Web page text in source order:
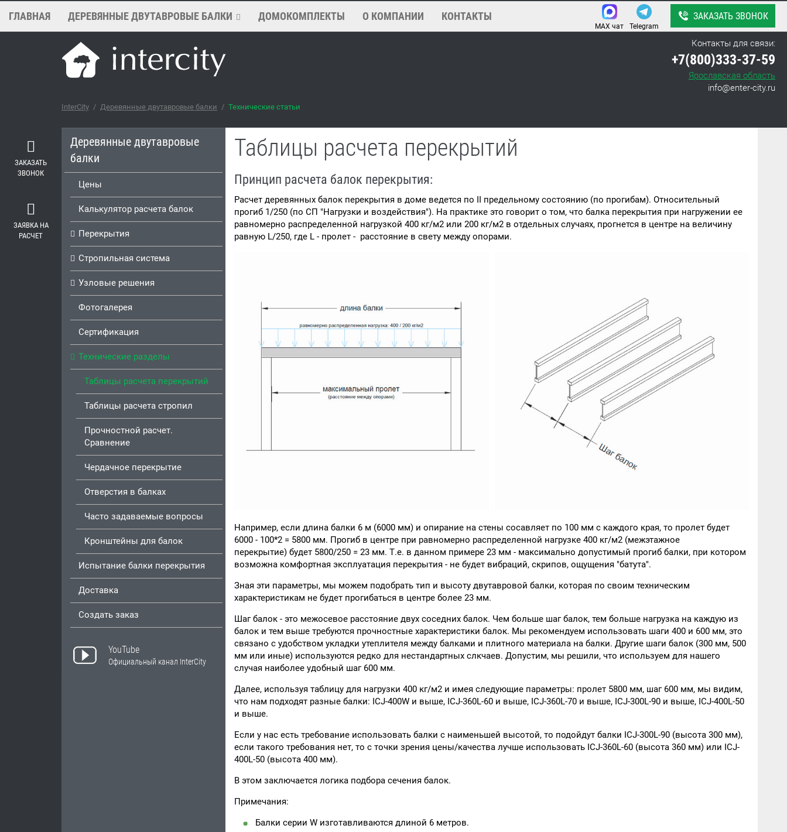
ЗАКАЗАТЬ ЗВОНОК
MAX чат Telegram
ГЛАВНАЯ ДЕРЕВЯННЫЕ ДВУТАВРОВЫЕ БАЛКИ ДОМОКОМПЛЕКТЫ О КОМПАНИИ КОНТАКТЫ
Контакты для связи:
+7(800)333-37-59
Ярославская область
info@enter-city.ru
InterCity / Деревянные двутавровые балки / Технические статьи
ЗАКАЗАТЬ
ЗВОНОК
ЗАЯВКА НА
РАСЧЕТ
Таблицы расчета перекрытий
Принцип расчета балок перекрытия:
Расчет деревянных балок перекрытия в доме ведется по II предельному состоянию (по прогибам). Относительный
прогиб 1/250 (по СП "Нагрузки и воздействия"). На практике это говорит о том, что балка перекрытия при нагружении ее
равномерно распределенной нагрузкой 400 кг/м2 или 200 кг/м2 в отдельных случаях, прогнется в центре на величину
равную L/250, где L - пролет - расстояние в свету между опорами.
Например, если длина балки 6 м (6000 мм) и опирание на стены сосавляет по 100 мм с каждого края, то пролет будет
6000 - 100*2 = 5800 мм. Прогиб в центре при равномерно распределенной нагрузке 400 кг/м2 (межэтажное
перекрытие) будет 5800/250 = 23 мм. Т.е. в данном примере 23 мм - максимально допустимый прогиб балки, при котором
возможна комфортная эксплуатация перекрытия - не будет вибраций, скрипов, ощущения "батута".
Зная эти параметры, мы можем подобрать тип и высоту двутавровой балки, которая по своим техническим
характеристикам не будет прогибаться в центре более 23 мм.
Шаг балок - это межосевое расстояние двух соседних балок. Чем больше шаг балок, тем больше нагрузка на каждую из
балок и тем выше требуются прочностные характеристики балок. Мы рекомендуем использовать шаги 400 и 600 мм, это
связано с удобством укладки утеплителя между балками и плитного материала на балки. Другие шаги балок (300 мм, 500
мм или иные) используются редко для нестандартных слкчаев. Допустим, мы решили, что используем для нашего
случая наиболее удобный шаг 600 мм.
Далее, используя таблицу для нагрузки 400 кг/м2 и имея следующие параметры: пролет 5800 мм, шаг 600 мм, мы видим,
что нам подходят разные балки: ICJ-400W и выше, ICJ-360L-60 и выше, ICJ-360L-70 и выше, ICJ-300L-90 и выше, ICJ-400L-50
и выше.
Если у нас есть требование использовать балки с наименьшей высотой, то подойдут балки ICJ-300L-90 (высота 300 мм),
если такого требования нет, то с точки зрения цены/качества лучше использовать ICJ-360L-60 (высота 360 мм) или ICJ-
400L-50 (высота 400 мм).
В этом заключается логика подбора сечения балок.
Примечания:
Балки серии W изготавливаются длиной 6 метров.
Деревянные двутавровые
балки
Цены
Калькулятор расчета балок
Перекрытия
Стропильная система
Узловые решения
Фотогалерея
Сертификация
Технические разделы
Таблицы расчета перекрытий
Таблицы расчета стропил
Прочностной расчет.
Сравнение
Чердачное перекрытие
Отверстия в балках
Часто задаваемые вопросы
Кронштейны для балок
Испытание балки перекрытия
Доставка
Создать заказ
YouTube
Официальный канал InterCity